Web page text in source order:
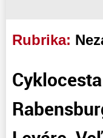
Rubrika: